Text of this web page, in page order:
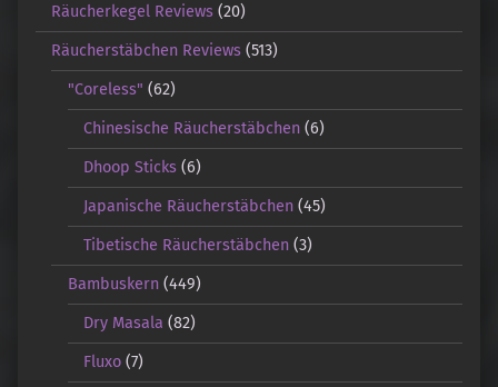
Räucherkegel Reviews (20)
Räucherstäbchen Reviews (513)
"Coreless" (62)
Chinesische Räucherstäbchen (6)
Dhoop Sticks (6)
Japanische Räucherstäbchen (45)
Tibetische Räucherstäbchen (3)
Bambuskern(449)
Dry Masala (82)
Fluxo (7)